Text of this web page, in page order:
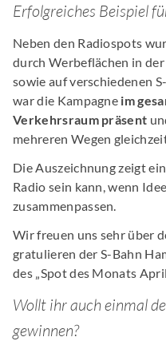
Erfolgreiches Beispiel
Neben den Radiospots
durch Werbeflächen in
sowie auf verschiedenen
war die Kampagne im
Verkehrsraum präsent
mehreren Wegen
Die Auszeichnung zeigt
Radio sein kann, wenn
zusammenpassen.
Wir freuen uns sehr über
gratulieren der S-Bahn
des „Spot des Monats
Wollt ihr auch einmal
gewinnen?